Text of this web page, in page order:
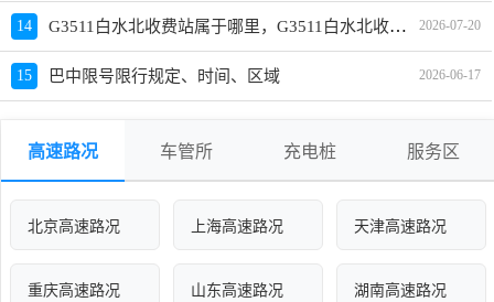
14 G3511白水北收费站属于哪里，G3511白水北收费站入口的详细地址 2026-07-20
15 巴中限号限行规定、时间、区域 2026-06-17
高速路况 车管所 充电桩 服务区
北京高速路况 上海高速路况 天津高速路况
重庆高速路况 山东高速路况 湖南高速路况